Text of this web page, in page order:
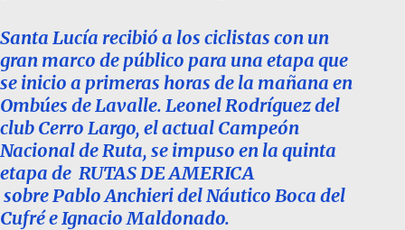
Santa Lucía recibió a los ciclistas con un
gran marco de público para una etapa que
se inicio a primeras horas de la mañana en
Ombúes de Lavalle. Leonel Rodríguez del
club Cerro Largo, el actual Campeón
Nacional de Ruta, se impuso en la quinta
etapa de RUTAS DE AMERICA
sobre Pablo Anchieri del Náutico Boca del
Cufré e Ignacio Maldonado.